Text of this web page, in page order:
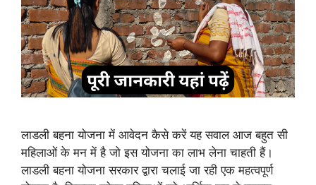
लाडली बहना योजना में आवेदन कैसे करें यह सवाल आज बहुत सी
महिलाओं के मन में है जो इस योजना का लाभ लेना चाहती हैं।
लाडली बहना योजना सरकार द्वारा चलाई जा रही एक महत्वपूर्ण